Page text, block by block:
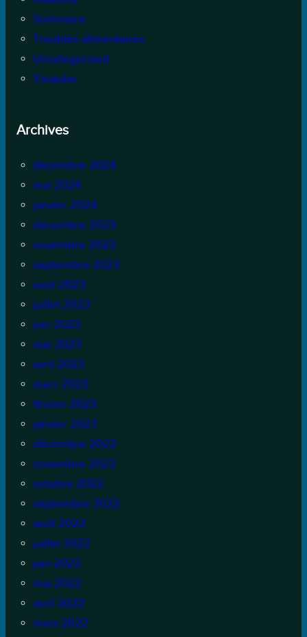
Sommaire
Troubles alimentaires
Uncategorized
Youtube
Archives
décembre 2024
mai 2024
janvier 2024
décembre 2023
novembre 2023
septembre 2023
août 2023
juillet 2023
juin 2023
mai 2023
avril 2023
mars 2023
février 2023
janvier 2023
décembre 2022
novembre 2022
octobre 2022
septembre 2022
août 2022
juillet 2022
juin 2022
mai 2022
avril 2022
mars 2022